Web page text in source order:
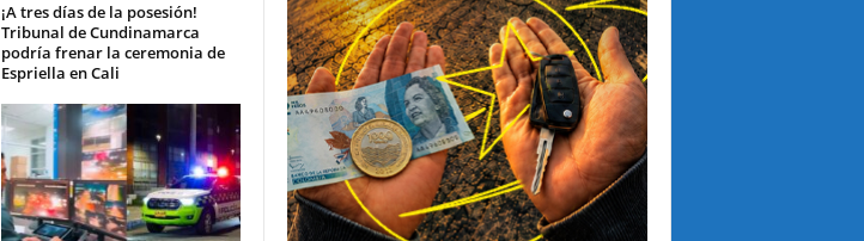
¡A tres días de la posesión!
Tribunal de Cundinamarca
podría frenar la ceremonia de
Espriella en Cali